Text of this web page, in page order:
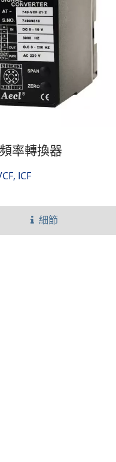
率轉換器
ICF
細節